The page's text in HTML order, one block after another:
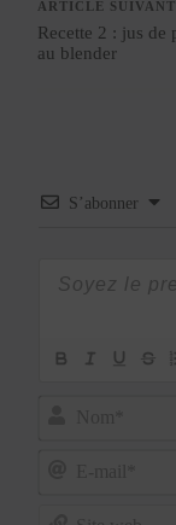
ARTICLE SUIVANT
Recette 2 : jus de
au blender
S’abonner